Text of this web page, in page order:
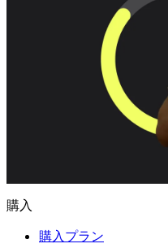
購入
購入プラン